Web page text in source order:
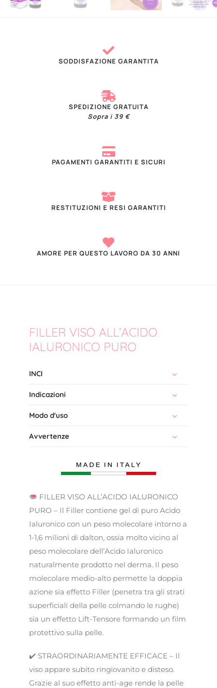
SODDISFAZIONE GARANTITA
SPEDIZIONE GRATUITA
Sopra i 39 €
PAGAMENTI GARANTITI E SICURI
RESTITUZIONI E RESI GARANTITI
AMORE PER QUESTO LAVORO DA 30 ANNI
FILLER VISO ALL’ACIDO
IALURONICO PURO
INCI
Indicazioni
Modo d'uso
Avvertenze
FILLER VISO ALL’ACIDO IALURONICO
PURO – Il Filler contiene gel di puro Acido
Ialuronico con un peso molecolare intorno a
1-1,6 milioni di dalton, ossia molto vicino al
peso molecolare dell’Acido Ialuronico
naturalmente prodotto nel derma. Il peso
molecolare medio-alto permette la doppia
azione sia effetto Filler (penetra tra gli strati
superficiali della pelle colmando le rughe)
sia un effetto Lift-Tensore formando un film
protettivo sulla pelle.
✔️ STRAORDINARIAMENTE EFFICACE – Il
viso appare subito ringiovanito e disteso.
Grazie al suo effetto anti-age rende la pelle